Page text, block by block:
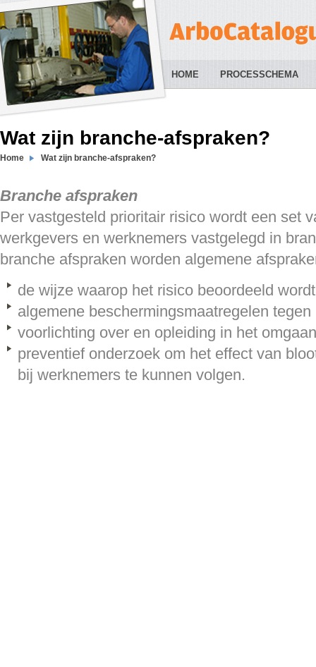
HOME PROCESSCHEMA
Wat zijn branche-afspraken?
Home Wat zijn branche-afspraken?
Branche afspraken
Per vastgesteld prioritair risico wordt een set
werkgevers en werknemers vastgelegd in
branche afspraken worden algemene
de wijze waarop het risico beoordeeld
algemene beschermingsmaatregelen tegen
voorlichting over en opleiding in het
preventief onderzoek om het effect van
bij werknemers te kunnen volgen.